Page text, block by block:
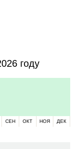
году
СЕН ОКТ НОЯ ДЕК